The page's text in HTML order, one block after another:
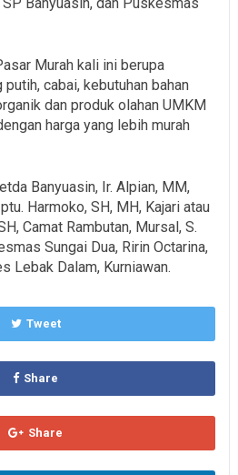
Murah kali ini berupa
cabai, kebutuhan bahan
dan produk olahan UMKM
harga yang lebih murah
Banyuasin, Ir. Alpian, MM,
Harmoko, SH, MH, Kajari atau
Camat Rambutan, Mursal, S.
Sungai Dua, Ririn Octarina,
Lebak Dalam, Kurniawan.
Tweet
Share
Share